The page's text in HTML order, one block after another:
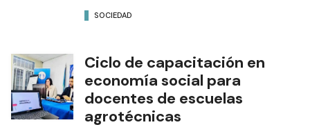
SOCIEDAD
Ciclo de capacitación en
economía social para
docentes de escuelas
agrotécnicas